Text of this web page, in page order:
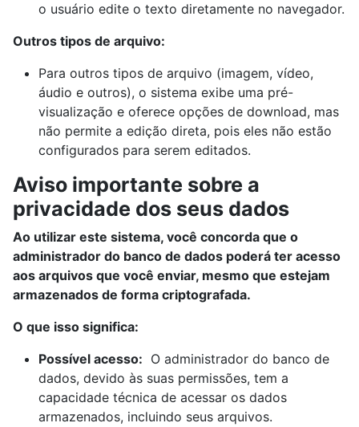
o usuário edite o texto diretamente no navegador.
Outros tipos de arquivo:
Para outros tipos de arquivo (imagem, vídeo,
áudio e outros), o sistema exibe uma pré-
visualização e oferece opções de download, mas
não permite a edição direta, pois eles não estão
configurados para serem editados.
Aviso importante sobre a
privacidade dos seus dados
Ao utilizar este sistema, você concorda que o
administrador do banco de dados poderá ter acesso
aos arquivos que você enviar, mesmo que estejam
armazenados de forma criptografada.
O que isso significa:
Possível acesso: O administrador do banco de
dados, devido às suas permissões, tem a
capacidade técnica de acessar os dados
armazenados, incluindo seus arquivos.